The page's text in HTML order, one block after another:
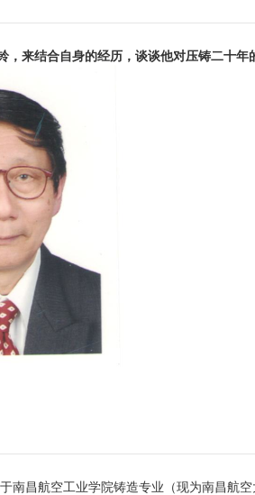
来结合自身的经历，谈谈他对压铸二十年
南昌航空工业学院铸造专业（现为南昌航